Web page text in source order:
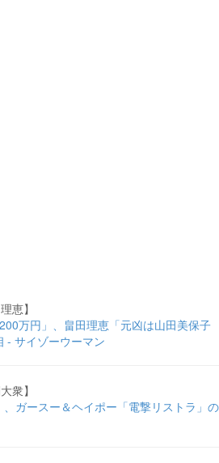
恵】
万円」、畠田理恵「元凶は山田美保子
- サイゾーウーマン
衆】
ガースー＆ヘイポー「電撃リストラ」の